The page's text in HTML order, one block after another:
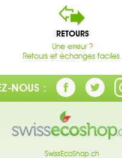
RETOURS
Une erreur ?
Retours et échanges faciles.
NOUS :
SwissEcoShop.ch